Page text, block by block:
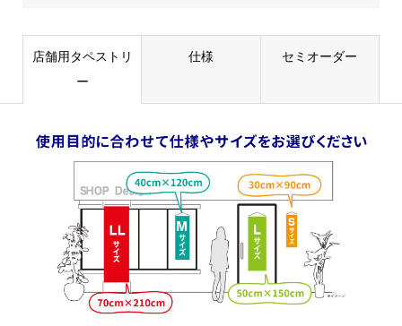
店舗用タペストリ
ー
仕様 セミオーダー